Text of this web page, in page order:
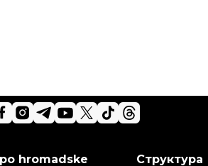
hromadske Структура